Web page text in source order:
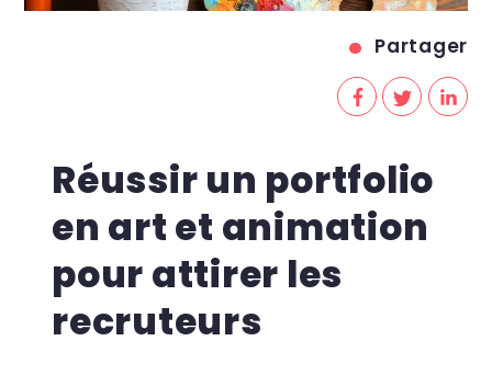
Partager
Réussir un portfolio
en art et animation
pour attirer les
recruteurs